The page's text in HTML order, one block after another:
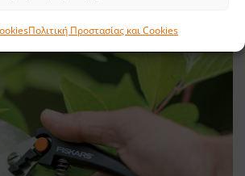
Πολιτική Προστασίας και Cookies